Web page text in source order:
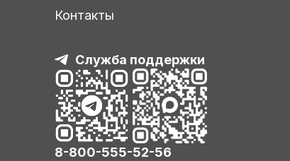
Контакты
Служба поддержки
8-800-555-52-56